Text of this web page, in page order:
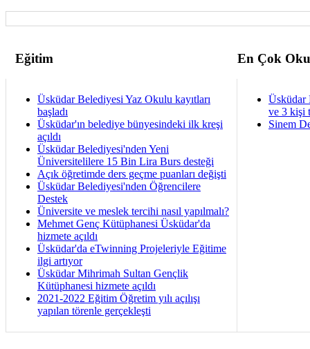
Eğitim En Çok
Üsküdar Belediyesi Yaz Okulu kayıtları
başladı
Üsküdar'ın belediye bünyesindeki ilk kreşi
açıldı
Üsküdar Belediyesi'nden Yeni
Üniversitelilere 15 Bin Lira Burs desteği
Açık öğretimde ders geçme puanları değişti
Üsküdar Belediyesi'nden Öğrencilere
Destek
Üniversite ve meslek tercihi nasıl yapılmalı?
Mehmet Genç Kütüphanesi Üsküdar'da
hizmete açıldı
Üsküdar'da eTwinning Projeleriyle Eğitime
ilgi artıyor
Üsküdar Mihrimah Sultan Gençlik
Kütüphanesi hizmete açıldı
2021-2022 Eğitim Öğretim yılı açılışı
yapılan törenle gerçekleşti
Üsküdar
ve 3 kişi
Sinem